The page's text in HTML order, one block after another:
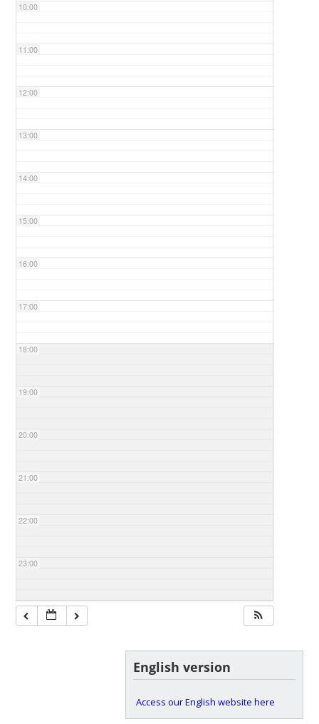
10:00
11:00
12:00
13:00
14:00
15:00
16:00
17:00
18:00
19:00
20:00
21:00
22:00
23:00
English version
Access our English website here